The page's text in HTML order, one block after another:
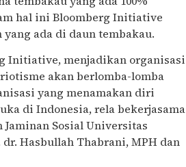
hal ini Bloomberg Initiative
ada di daun tembakau.
Initiative, menjadikan organisasi
akan berlomba-lomba
yang menamakan diri
di Indonesia, rela bekerjasama
Sosial Universitas
Hasbullah Thabrani, MPH dan